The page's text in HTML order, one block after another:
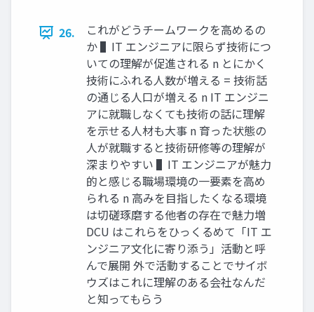
26.
これがどうチームワークを⾼めるの
か ▌IT エンジニアに限らず技術につ
いての理解が促進される n とにかく
技術にふれる⼈数が増える = 技術話
の通じる⼈⼝が増える n IT エンジニ
アに就職しなくても技術の話に理解
を⽰せる⼈材も⼤事 n 育った状態の
⼈が就職すると技術研修等の理解が
深まりやすい ▌IT エンジニアが魅⼒
的と感じる職場環境の⼀要素を⾼め
られる n ⾼みを⽬指したくなる環境
は切磋琢磨する他者の存在で魅⼒増
DCU はこれらをひっくるめて「IT エ
ンジニア⽂化に寄り添う」活動と呼
んで展開 外で活動することでサイボ
ウズはこれに理解のある会社なんだ
と知ってもらう